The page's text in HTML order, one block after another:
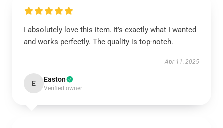
I absolutely love this item. It’s exactly what I wanted
and works perfectly. The quality is top-notch.
Apr 11, 2025
E Easton
Verified owner